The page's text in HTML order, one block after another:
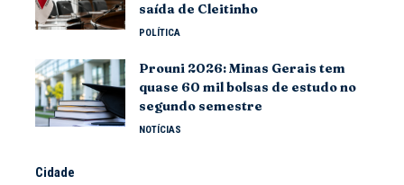
saída de Cleitinho
POLÍTICA
Prouni 2026: Minas Gerais tem
quase 60 mil bolsas de estudo no
segundo semestre
NOTÍCIAS
Cidade